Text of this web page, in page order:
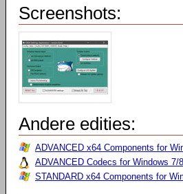
Screenshots:
Andere edities:
ADVANCED x64 Components for
ADVANCED Codecs for Windows 7/
STANDARD x64 Components for